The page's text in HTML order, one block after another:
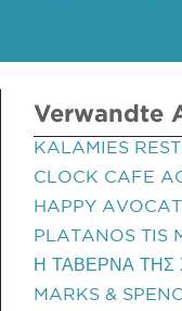
Verwandte
KALAMIES
CLOCK CAFE
HAPPY
PLATANOS TIS
Η ΤΑΒΕΡΝΑ ΤΗΣ
MARKS &